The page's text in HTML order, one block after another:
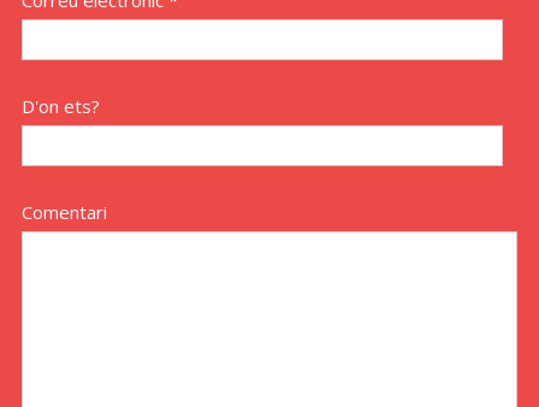
D'on ets?
Comentari